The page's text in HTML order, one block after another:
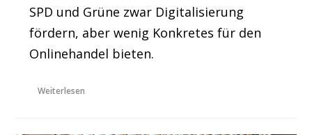
SPD und Grüne zwar Digitalisierung
fördern, aber wenig Konkretes für den
Onlinehandel bieten.
Weiterlesen